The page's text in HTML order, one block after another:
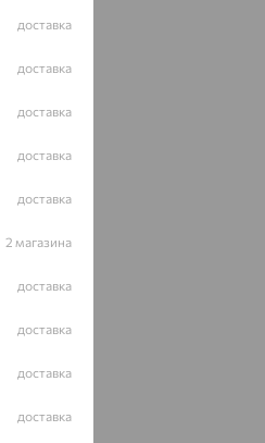
доставка
доставка
доставка
доставка
доставка
2 магазина
доставка
доставка
доставка
доставка